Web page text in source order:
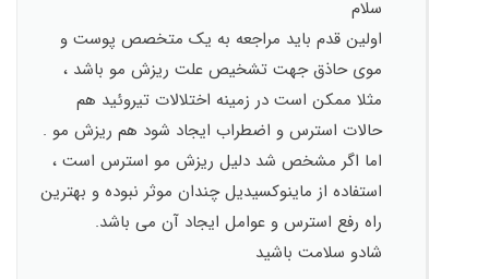
سلام
اولین قدم باید مراجعه به یک متخصص پوست و
موی حاذق جهت تشخیص علت ریزش مو باشد ،
مثلا ممکن است در زمینه اختلالات تیروئید هم
حالات استرس و اضطراب ایجاد شود هم ریزش مو .
اما اگر مشخص شد دلیل ریزش مو استرس است ،
استفاده از ماینوکسیدیل چندان موثر نبوده و بهترین
راه رفع استرس و عوامل ایجاد آن می باشد.
شادو سلامت باشید